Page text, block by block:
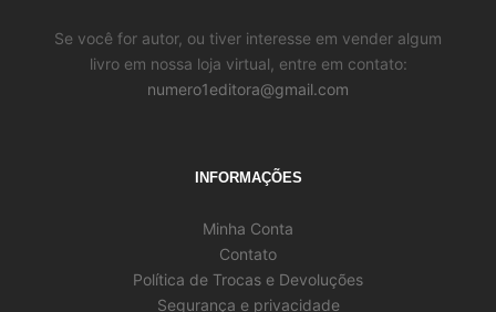
Se você for autor, ou tiver interesse em vender algum
livro em nossa loja virtual, entre em contato:
numero1editora@gmail.com
INFORMAÇÕES
Minha Conta
Contato
Política de Trocas e Devoluções
Segurança e privacidade